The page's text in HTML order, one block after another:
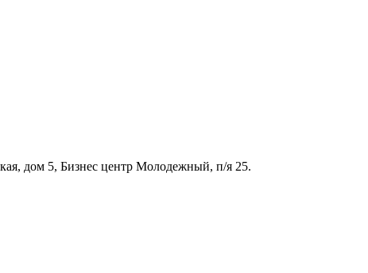
дом 5, Бизнес центр Молодежный, п/я 25.